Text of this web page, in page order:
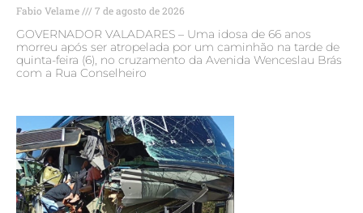
Fabio Velame 7 de agosto de 2026
GOVERNADOR VALADARES – Uma idosa de 66 anos
morreu após ser atropelada por um caminhão na tarde de
quinta-feira (6), no cruzamento da Avenida Wenceslau Brás
com a Rua Conselheiro